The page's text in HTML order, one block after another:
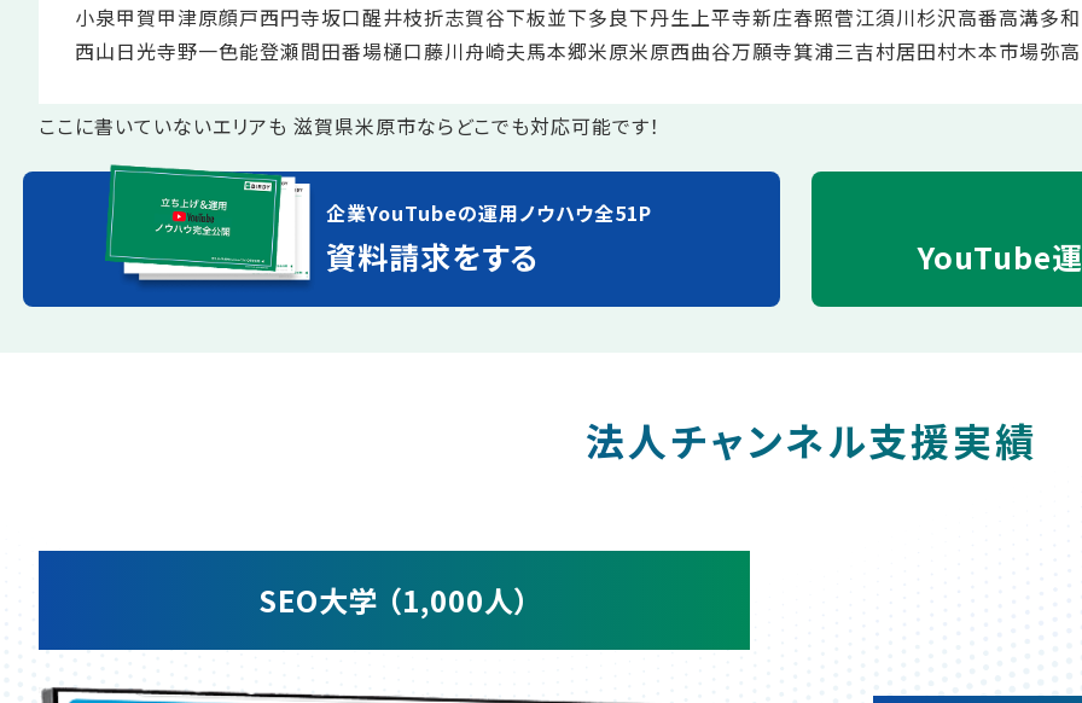
小泉甲賀甲津原顔戸西円寺坂口醒井枝折志賀谷下板並下多良下丹生 上平寺新庄春照菅江須川杉沢高番高溝多
西山日光寺野一色能登瀬間田番場樋口藤川舟崎夫馬本郷米原米原西曲谷万願寺箕浦三吉村居田村木本市場弥高
ここに書いていないエリアも 滋賀県米原市ならどこでも対応可能です！
企業YouTubeの運用ノウハウ全51P
資料請求をする YouTube
法人チャンネル支援実績
SEO大学 （1,000人）